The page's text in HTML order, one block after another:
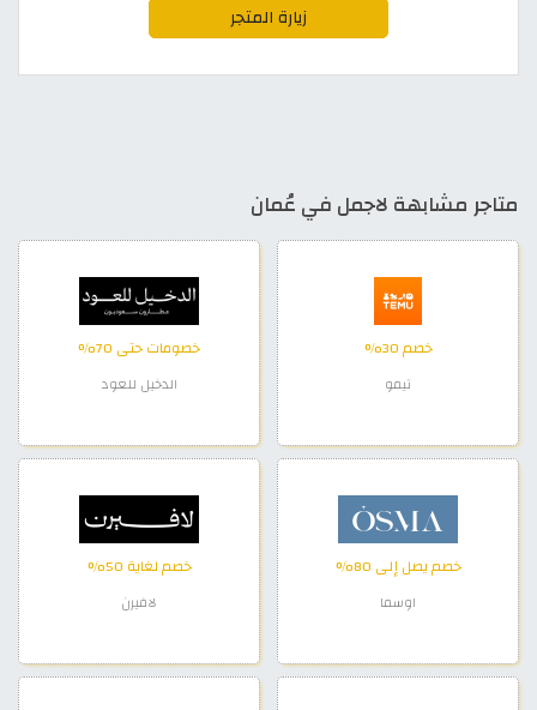
زيارة المتجر
متاجر مشابهة لاجمل في عُمان
خصم 30%
تيمو
خصومات حتى 70%
الدخيل للعود
خصم يصل إلى 80%
اوسما
خصم لغاية 50%
لافيرن